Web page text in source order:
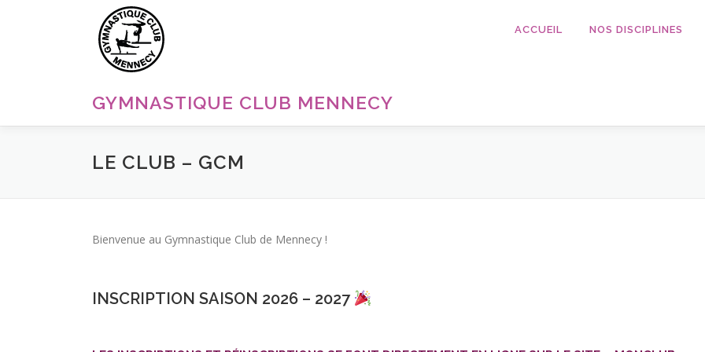
GYMNASTIQUE CLUB MENNECY
ACCUEIL NOS DISCIPLINES
LE CLUB – GCM
Bienvenue au Gymnastique Club de Mennecy !
INSCRIPTION SAISON 2026 – 2027